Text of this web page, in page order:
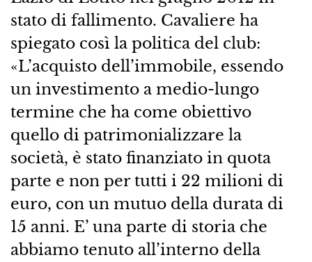
stato di fallimento. Cavaliere ha
spiegato così la politica del club:
«L’acquisto dell’immobile, essendo
un investimento a medio-lungo
termine che ha come obiettivo
quello di patrimonializzare la
società, è stato finanziato in quota
parte e non per tutti i 22 milioni di
euro, con un mutuo della durata di
15 anni. E’ una parte di storia che
abbiamo tenuto all’interno della